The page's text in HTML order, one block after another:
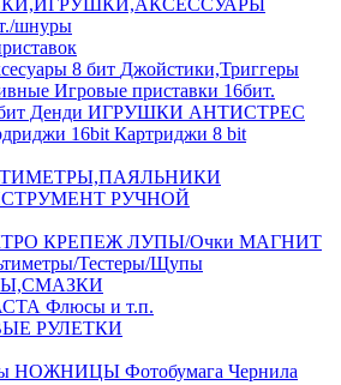
шнуры
8 бит Джойстики,Триггеры
Игровые приставки 16бит.
Денди ИГРУШКИ АНТИСТРЕС
16bit Картриджи 8 bit
РУЧНОЙ
КРЕПЕЖ ЛУПЫ/Очки МАГНИТ
Тестеры/Щупы
Флюсы и т.п.
РУЛЕТКИ
НОЖНИЦЫ Фотобумага Чернила